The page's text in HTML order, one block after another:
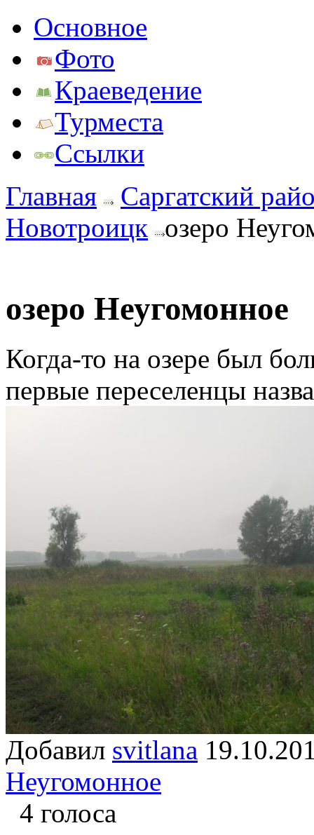
Основное
Фото
Краеведение
Турместа
Ссылки
Главная
Саргатский
Новотроицк
озеро
озеро Неугомонное
Когда-то на озере был
первые переселенцы
Добавил svitlana
Неугомонное
4 голоса